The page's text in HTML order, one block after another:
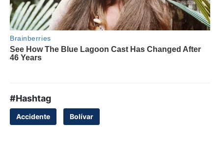
#Hashtag
Accidente Bolívar